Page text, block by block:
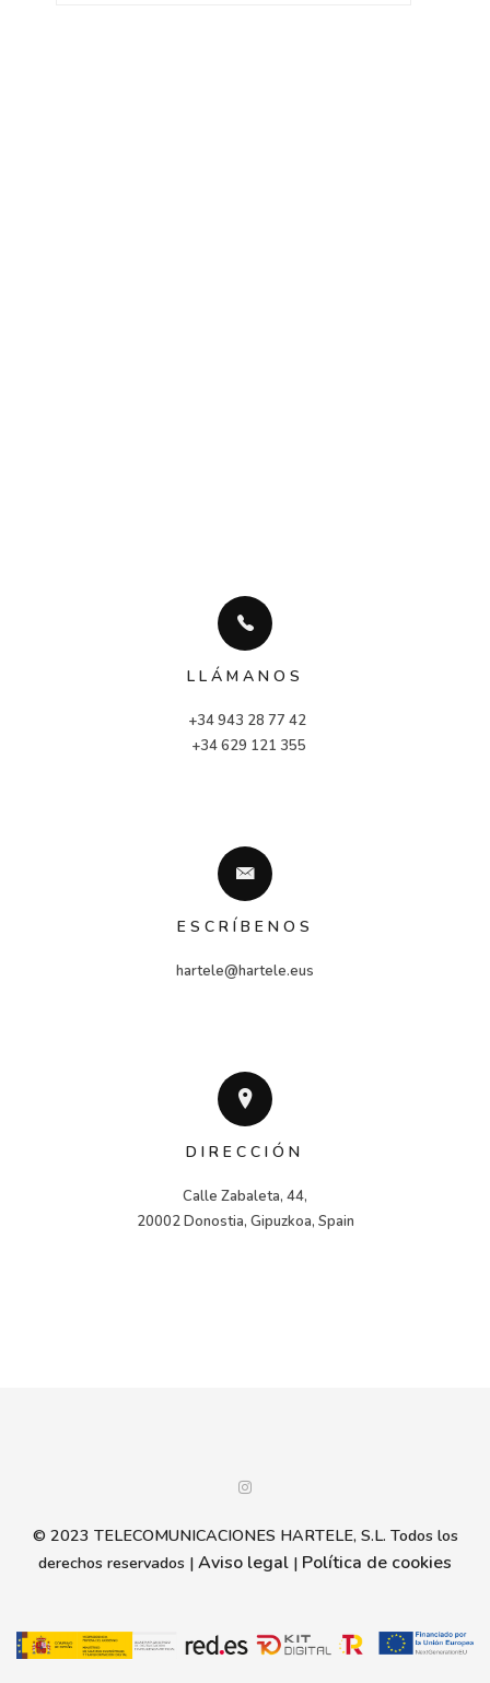
LLÁMANOS
+34 943 28 77 42
+34 629 121 355
ESCRÍBENOS
hartele@hartele.eus
DIRECCIÓN
Calle Zabaleta, 44,
20002 Donostia, Gipuzkoa, Spain
© 2023 TELECOMUNICACIONES HARTELE, S.L. Todos los
derechos reservados | Aviso legal | Política de cookies